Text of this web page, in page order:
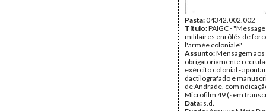
Fundo:
Arquivo Mário
Andrade
Tipo Documental:
Página(s):8
Pasta:04342.002.002
Título:PAIGC -
militaires enrôlés de
l'armée coloniale"
Assunto:Mensagem
obrigatoriamente
exército colonial -
dactilografado e
de Andrade, com
Microfilm 49 (sem
Data: s.d.